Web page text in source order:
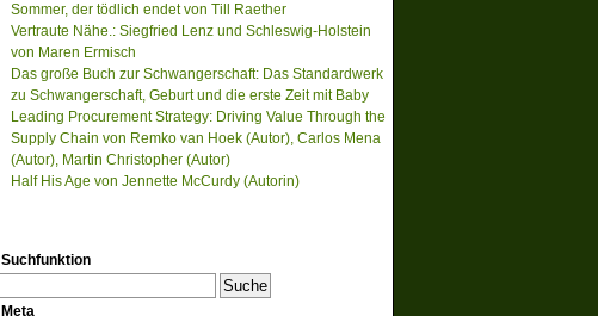
Sommer, der tödlich endet von Till Raether
Vertraute Nähe.: Siegfried Lenz und Schleswig-Holstein
von Maren Ermisch
Das große Buch zur Schwangerschaft: Das Standardwerk
zu Schwangerschaft, Geburt und die erste Zeit mit Baby
Leading Procurement Strategy: Driving Value Through the
Supply Chain von Remko van Hoek (Autor), Carlos Mena
(Autor), Martin Christopher (Autor)
Half His Age von Jennette McCurdy (Autorin)
Suchfunktion
Meta